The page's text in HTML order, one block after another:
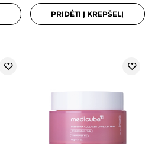
PRIDĖTI Į KREPŠELĮ